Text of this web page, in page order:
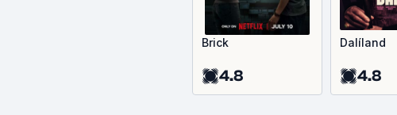
Brick
4.8
Dalíland
4.8